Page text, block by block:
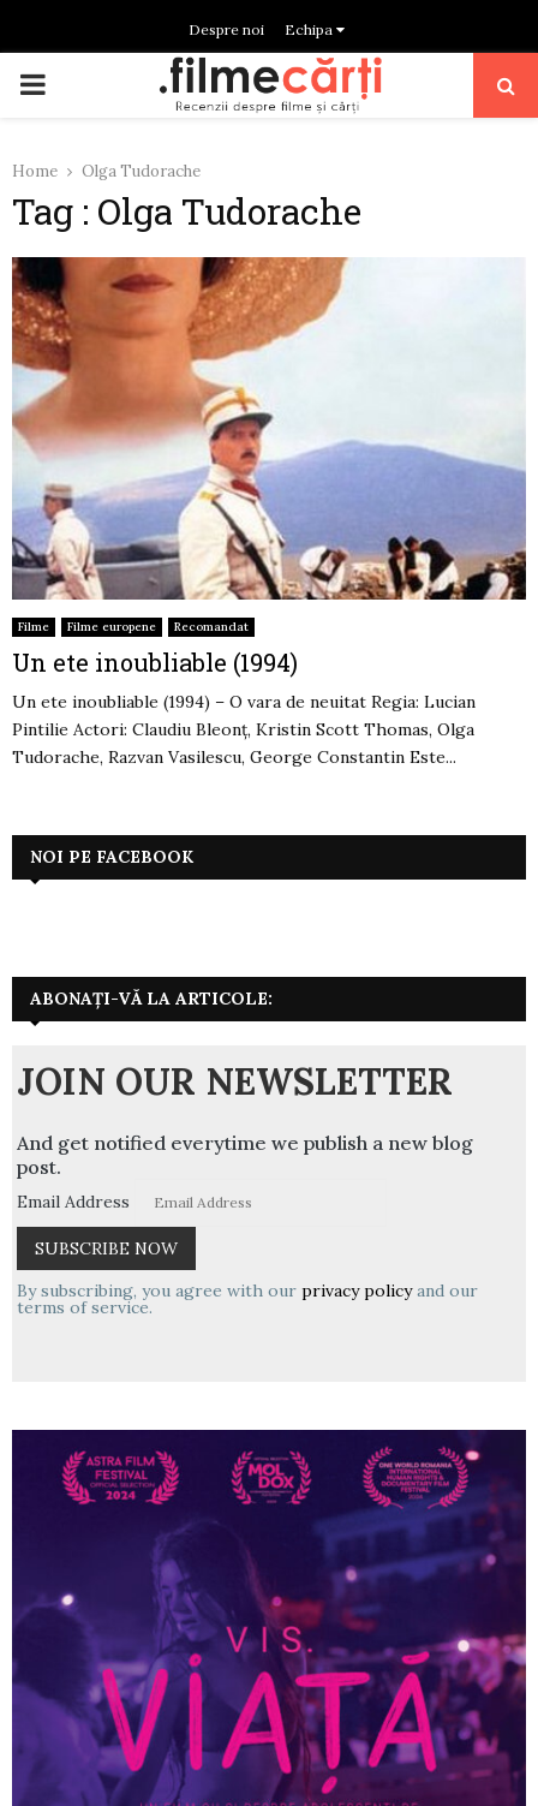
Despre noi Echipa
PRIMARY
Home Olga Tudorache
Tag : Olga Tudorache
Filme Filme europene Recomandat
Un ete inoubliable (1994)
Un ete inoubliable (1994) – O vara de neuitat Regia: Lucian
Pintilie Actori: Claudiu Bleonţ, Kristin Scott Thomas, Olga
Tudorache, Razvan Vasilescu, George Constantin Este...
NOI PE FACEBOOK
ABONAȚI-VĂ LA ARTICOLE:
JOIN OUR NEWSLETTER
And get notified everytime we publish a new blog
post.
Email Address
By subscribing, you agree with our privacy policyand our
terms of service.